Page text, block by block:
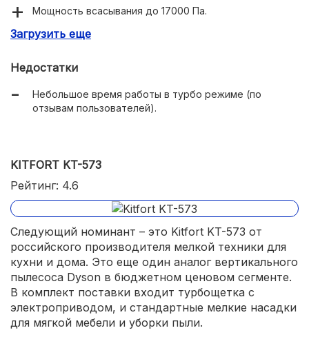
Мощность всасывания до 17000 Па.
Удобная очистка контейнера.
Загрузить еще
Недостатки
Небольшое время работы в турбо режиме (по
отзывам пользователей).
KITFORT KT-573
Рейтинг: 4.6
Следующий номинант – это Kitfort KT-573 от
российского производителя мелкой техники для
кухни и дома. Это еще один аналог вертикального
пылесоса Dyson в бюджетном ценовом сегменте.
В комплект поставки входит турбощетка с
электроприводом, и стандартные мелкие насадки
для мягкой мебели и уборки пыли.